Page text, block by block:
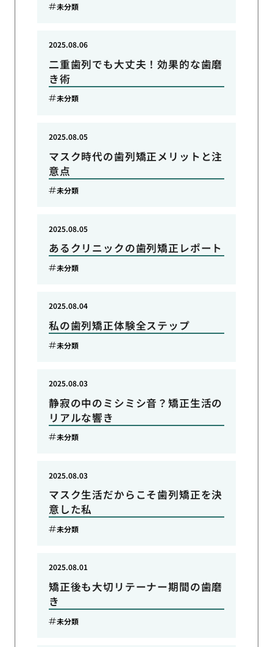
未分類
二重歯列でも大丈夫！効果的な歯磨
き術
2025.08.06
未分類
マスク時代の歯列矯正メリットと注
意点
2025.08.05
未分類
あるクリニックの歯列矯正レポート
2025.08.05
未分類
私の歯列矯正体験全ステップ
2025.08.04
未分類
静寂の中のミシミシ音？矯正生活の
リアルな響き
2025.08.03
未分類
マスク生活だからこそ歯列矯正を決
意した私
2025.08.03
未分類
矯正後も大切リテーナー期間の歯磨
き
2025.08.01
未分類